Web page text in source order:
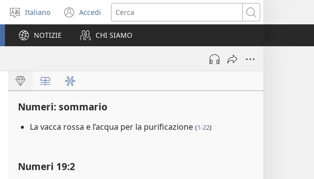
Seleziona
la
lingua
Italiano Accedi
(apre
una
nuova
finestra)
Cerca
NOTIZIE CHI SIAMO
Numeri: sommario
La vacca rossa e l’acqua per la purificazione (1-22)
Numeri 19:2